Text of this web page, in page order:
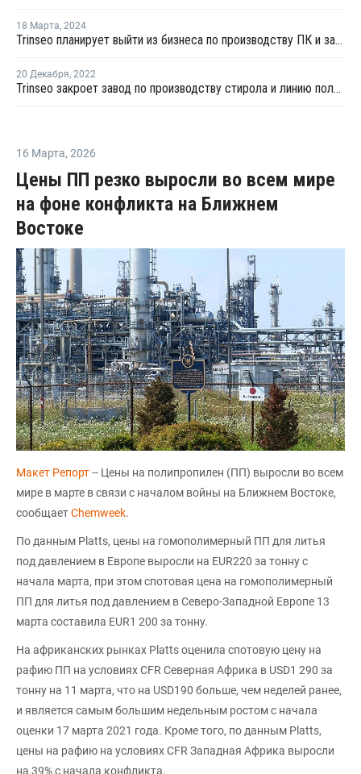
18 Марта, 2024
Trinseo планирует выйти из бизнеса по производству ПК и закрыть завод в Германии
20 Декабря, 2022
Trinseo закроет завод по производству стирола и линию поликарбоната в Германии
16 Марта, 2026
Цены ПП резко выросли во всем мире
на фоне конфликта на Ближнем
Востоке
Макет Репорт-- Цены на полипропилен (ПП) выросли во всем
мире в марте в связи с началом войны на Ближнем Востоке,
сообщаетChemweek.
По данным Platts, цены на гомополимерный ПП для литья
под давлением в Европе выросли на EUR220 за тонну с
начала марта, при этом спотовая цена на гомополимерный
ПП для литья под давлением в Северо-Западной Европе 13
марта составила EUR1 200 за тонну.
На африканских рынках Platts оценила спотовую цену на
рафию ПП на условиях CFR Северная Африка в USD1 290 за
тонну на 11 марта, что на USD190 больше, чем неделей ранее,
и является самым большим недельным ростом с начала
оценки 17 марта 2021 года. Кроме того, по данным Platts,
цены на рафию на условиях CFR Западная Африка выросли
на 39% с начала конфликта.